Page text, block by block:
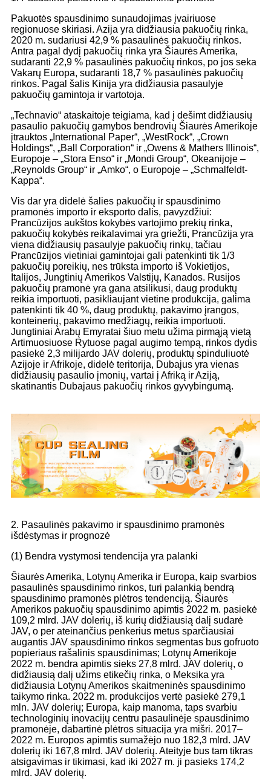
Pakuotės spausdinimo sunaudojimas įvairiuose
regionuose skiriasi. Azija yra didžiausia pakuočių rinka,
2020 m. sudariusi 42,9 % pasaulinės pakuočių rinkos.
Antra pagal dydį pakuočių rinka yra Šiaurės Amerika,
sudaranti 22,9 % pasaulinės pakuočių rinkos, po jos seka
Vakarų Europa, sudaranti 18,7 % pasaulinės pakuočių
rinkos. Pagal šalis Kinija yra didžiausia pasaulyje
pakuočių gamintoja ir vartotoja.
„Technavio“ ataskaitoje teigiama, kad į dešimt didžiausių
pasaulio pakuočių gamybos bendrovių Šiaurės Amerikoje
įtrauktos „International Paper“, „WestRock“, „Crown
Holdings“, „Ball Corporation“ ir „Owens & Mathers Illinois“,
Europoje – „Stora Enso“ ir „Mondi Group“, Okeanijoje –
„Reynolds Group“ ir „Amko“, o Europoje – „Schmalfeldt-
Kappa“.
Vis dar yra didelė šalies pakuočių ir spausdinimo
pramonės importo ir eksporto dalis, pavyzdžiui:
Prancūzijos aukštos kokybės vartojimo prekių rinka,
pakuočių kokybės reikalavimai yra griežti, Prancūzija yra
viena didžiausių pasaulyje pakuočių rinkų, tačiau
Prancūzijos vietiniai gamintojai gali patenkinti tik 1/3
pakuočių poreikių, nes trūksta importo iš Vokietijos,
Italijos, Jungtinių Amerikos Valstijų, Kanados. Rusijos
pakuočių pramonė yra gana atsilikusi, daug produktų
reikia importuoti, pasikliaujant vietine produkcija, galima
patenkinti tik 40 %, daug produktų, pakavimo įrangos,
konteinerių, pakavimo medžiagų, reikia importuoti.
Jungtiniai Arabų Emyratai šiuo metu užima pirmąją vietą
Artimuosiuose Rytuose pagal augimo tempą, rinkos dydis
pasiekė 2,3 milijardo JAV dolerių, produktų spinduliuotė
Azijoje ir Afrikoje, didelė teritorija, Dubajus yra vienas
didžiausių pasaulio įmonių, vartai į Afriką ir Aziją,
skatinantis Dubajaus pakuočių rinkos gyvybingumą.
2. Pasaulinės pakavimo ir spausdinimo pramonės
išdėstymas ir prognozė
(1) Bendra vystymosi tendencija yra palanki
Šiaurės Amerika, Lotynų Amerika ir Europa, kaip svarbios
pasaulinės spausdinimo rinkos, turi palankią bendrą
spausdinimo pramonės plėtros tendenciją. Šiaurės
Amerikos pakuočių spausdinimo apimtis 2022 m. pasiekė
109,2 mlrd. JAV dolerių, iš kurių didžiausią dalį sudarė
JAV, o per ateinančius penkerius metus sparčiausiai
augantis JAV spausdinimo rinkos segmentas bus gofruoto
popieriaus rašalinis spausdinimas; Lotynų Amerikoje
2022 m. bendra apimtis sieks 27,8 mlrd. JAV dolerių, o
didžiausią dalį užims etikečių rinka, o Meksika yra
didžiausia Lotynų Amerikos skaitmeninės spausdinimo
taikymo rinka. 2022 m. produkcijos vertė pasiekė 279,1
mln. JAV dolerių; Europa, kaip manoma, taps svarbiu
technologinių inovacijų centru pasaulinėje spausdinimo
pramonėje, dabartinė plėtros situacija yra mišri. 2017–
2022 m. Europos apimtis sumažėjo nuo 182,3 mlrd. JAV
dolerių iki 167,8 mlrd. JAV dolerių. Ateityje bus tam tikras
atsigavimas ir tikimasi, kad iki 2027 m. ji pasieks 174,2
mlrd. JAV dolerių.